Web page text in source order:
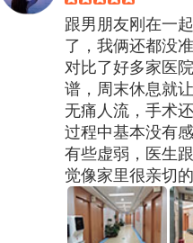
跟男朋友刚在一
了，我俩还都没
对比了好多家医
谱，周末休息就
无痛人流，手术
过程中基本没有
有些虚弱，医生
觉像家里很亲切